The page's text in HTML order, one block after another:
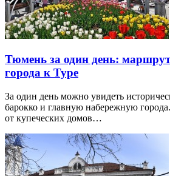
Тюмень за один день: маршрут
города к Туре
За один день можно увидеть
барокко и главную набережную
от купеческих домов…